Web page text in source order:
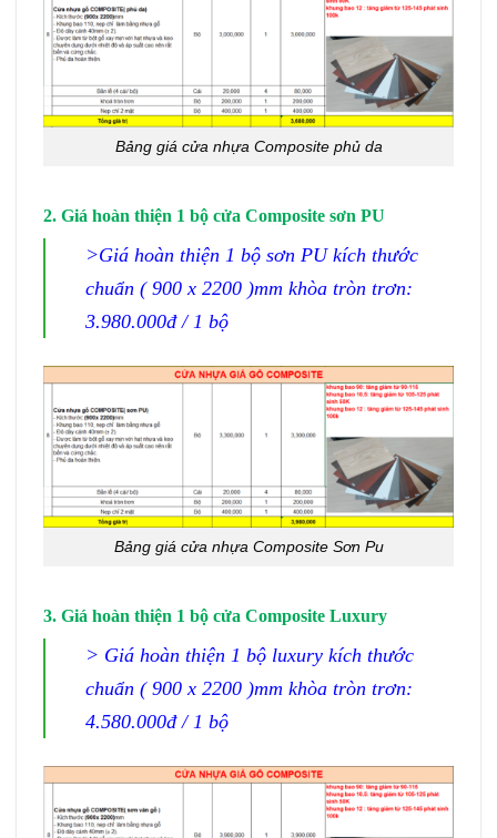
Bảng giá cửa nhựa Composite phủ da
2. Giá hoàn thiện 1 bộ cửa Composite sơn PU
>Giá hoàn thiện 1 bộ sơn PU kích thước
chuẩn ( 900 x 2200 )mm khòa tròn trơn:
3.980.000đ / 1 bộ
Bảng giá cửa nhựa Composite Sơn Pu
3. Giá hoàn thiện 1 bộ cửa Composite Luxury
> Giá hoàn thiện 1 bộ luxury kích thước
chuẩn ( 900 x 2200 )mm khòa tròn trơn:
4.580.000đ / 1 bộ